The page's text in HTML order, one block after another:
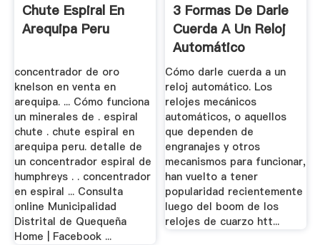
Chute Espiral En
Arequipa Peru
concentrador de oro
knelson en venta en
arequipa. ... Cómo funciona
un minerales de . espiral
chute . chute espiral en
arequipa peru. detalle de
un concentrador espiral de
humphreys . . concentrador
en espiral ... Consulta
online Municipalidad
Distrital de Quequeña
Home | Facebook ...
3 Formas De Darle
Cuerda A Un Reloj
Automático
WikiHow
Cómo darle cuerda a un
reloj automático. Los
relojes mecánicos
automáticos, o aquellos
que dependen de
engranajes y otros
mecanismos para funcionar,
han vuelto a tener
popularidad recientemente
luego del boom de los
relojes de cuarzo htt...